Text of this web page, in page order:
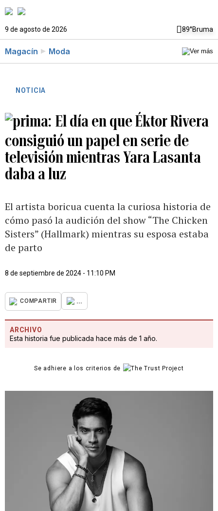
9 de agosto de 2026 89°Bruma
Magacín Moda
NOTICIA
El día en que Éktor Rivera
consiguió un papel en serie de
televisión mientras Yara Lasanta
daba a luz
El artista boricua cuenta la curiosa historia de
cómo pasó la audición del show “The Chicken
Sisters” (Hallmark) mientras su esposa estaba
de parto
8 de septiembre de 2024 - 11:10 PM
COMPARTIR ...
ARCHIVO
Esta historia fue publicada hace más de 1 año.
Se adhiere a los criterios de